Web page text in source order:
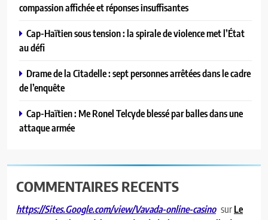
compassion affichée et réponses insuffisantes
Cap-Haïtien sous tension : la spirale de violence met l’État
au défi
Drame de la Citadelle : sept personnes arrêtées dans le cadre
de l’enquête
Cap-Haïtien : Me Ronel Telcyde blessé par balles dans une
attaque armée
COMMENTAIRES RECENTS
https://Sites.Google.com/view/Vavada-online-casino surLe